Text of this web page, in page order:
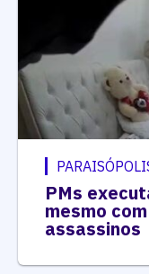
PMs
mesmo
assassinos